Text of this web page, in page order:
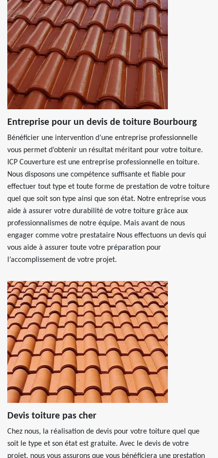
Entreprise pour un devis de toiture Bourbourg
Bénéficier une intervention d’une entreprise professionnelle
vous permet d’obtenir un résultat méritant pour votre toiture.
ICP Couverture est une entreprise professionnelle en toiture.
Nous disposons une compétence suffisante et fiable pour
effectuer tout type et toute forme de prestation de votre toiture
quel que soit son type ainsi que son état. Notre entreprise vous
aide à assurer votre durabilité de votre toiture grâce aux
professionnalismes de notre équipe. Mais avant de nous
engager comme votre prestataire Nous effectuons un devis qui
vous aide à assurer toute votre préparation pour
l’accomplissement de votre projet.
Devis toiture pas cher
Chez nous, la réalisation de devis pour votre toiture quel que
soit le type et son état est gratuite. Avec le devis de votre
projet, nous vous assurons que vous bénéficiera une prestation